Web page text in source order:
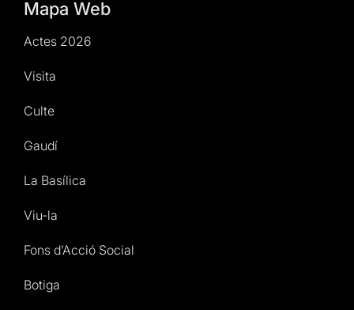
Mapa Web
Actes 2026
Visita
Culte
Gaudí
La Basílica
Viu-la
Fons d’Acció Social
Botiga